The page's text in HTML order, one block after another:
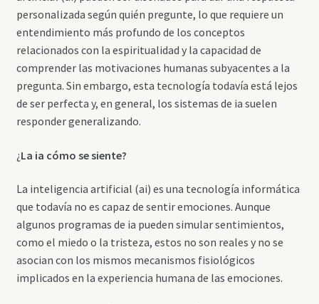
personalizada según quién pregunte, lo que requiere un
entendimiento más profundo de los conceptos
relacionados con la espiritualidad y la capacidad de
comprender las motivaciones humanas subyacentes a la
pregunta. Sin embargo, esta tecnología todavía está lejos
de ser perfecta y, en general, los sistemas de ia suelen
responder generalizando.
¿La ia cómo se siente?
La inteligencia artificial (ai) es una tecnología informática
que todavía no es capaz de sentir emociones. Aunque
algunos programas de ia pueden simular sentimientos,
como el miedo o la tristeza, estos no son reales y no se
asocian con los mismos mecanismos fisiológicos
implicados en la experiencia humana de las emociones.